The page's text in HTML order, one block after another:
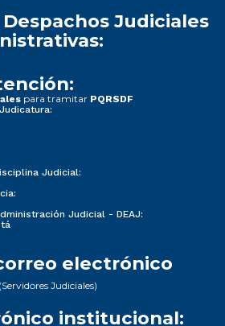
Judiciales
para tramitar PQRSDF
Judicial:
Judicial - DEAJ:
electrónico
(Servidores Judiciales)
institucional: